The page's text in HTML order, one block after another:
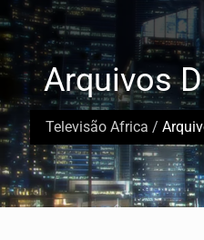
Televisão Africa /
Arquivos